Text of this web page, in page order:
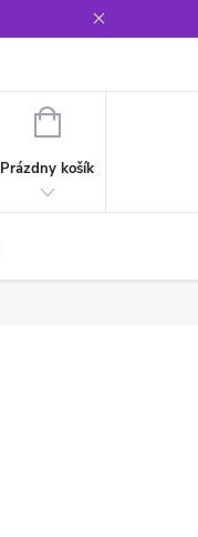
NÁKUPNÝ
Prázdny košík